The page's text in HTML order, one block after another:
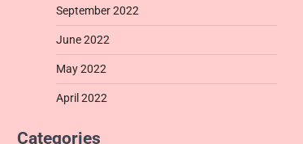
September 2022
June 2022
May 2022
April 2022
Categories